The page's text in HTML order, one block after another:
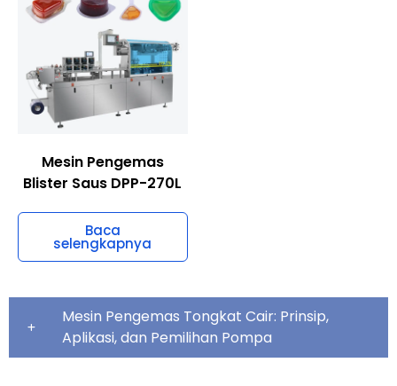
Mesin Pengemas
Baca
selengkapnya
Mesin Pengemas Tongkat Cair: Prinsip,
Aplikasi, dan Pemilihan Pompa